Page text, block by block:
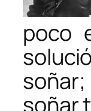
poco
soñar